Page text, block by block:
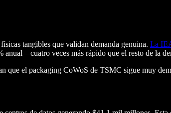
tangibles que validan demanda genuina. La
veces más rápido que el resto de la
que el packaging CoWoS de TSMC sigue muy